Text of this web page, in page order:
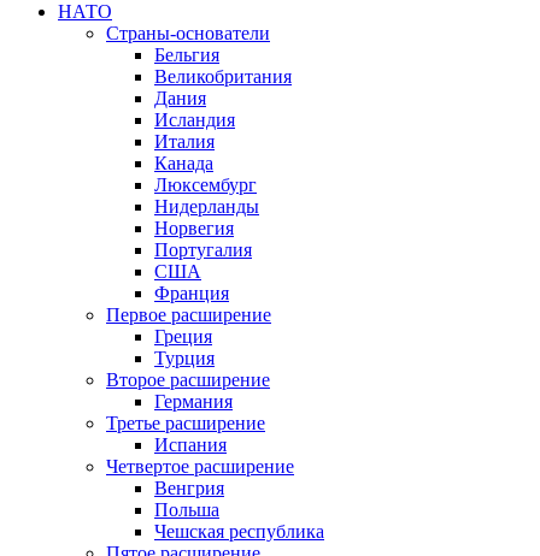
НАТО
Страны-основатели
Бельгия
Великобритания
Дания
Исландия
Италия
Канада
Люксембург
Нидерланды
Норвегия
Португалия
США
Франция
Первое расширение
Греция
Турция
Второе расширение
Германия
Третье расширение
Испания
Четвертое расширение
Венгрия
Польша
Чешская республика